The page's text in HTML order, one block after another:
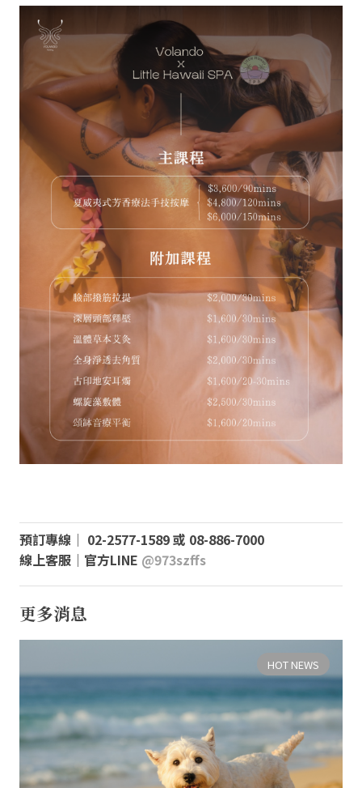
預訂專線│ 02-2577-1589 或 08-886-7000
線上客服│官方LINE @973szffs
更多消息
HOT NEWS